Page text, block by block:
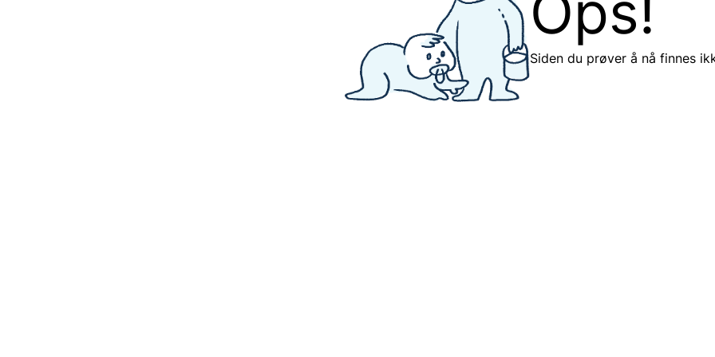
Siden du prøver å nå finnes